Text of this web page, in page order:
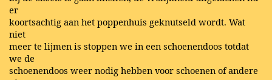
er
koortsachtig aan het poppenhuis geknutseld wordt. Wat
niet
meer te lijmen is stoppen we in een schoenendoos totdat
we de
schoenendoos weer nodig hebben voor schoenen of andere